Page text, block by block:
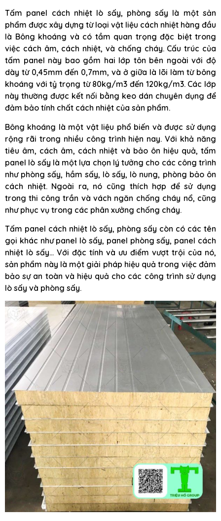
Tấm panel cách nhiệt lò sấy, phòng sấy là một sản
phẩm được xây dựng từ loại vật liệu cách nhiệt hàng đầu
là Bông khoáng và có tầm quan trọng đặc biệt trong
việc cách âm, cách nhiệt, và chống cháy. Cấu trúc của
tấm panel này bao gồm hai lớp tôn bên ngoài với độ
dày từ 0,45mm đến 0,7mm, và ở giữa là lõi làm từ bông
khoáng với tỷ trọng từ 80kg/m3 đến 120kg/m3. Các lớp
này thường được kết nối bằng keo dán chuyên dụng để
đảm bảo tính chất cách nhiệt của sản phẩm.
Bông khoáng là một vật liệu phổ biến và được sử dụng
rộng rãi trong nhiều công trình hiện nay. Với khả năng
tiêu âm, cách âm, cách nhiệt và bảo ôn hiệu quả, tấm
panel lò sấy là một lựa chọn lý tưởng cho các công trình
như phòng sấy, hầm sấy, lò sấy, lò nung, phòng bảo ôn
cách nhiệt. Ngoài ra, nó cũng thích hợp để sử dụng
trong thi công trần và vách ngăn chống cháy nổ, cũng
như phục vụ trong các phân xưởng chống cháy.
Tấm panel cách nhiệt lò sấy, phòng sấy còn có các tên
gọi khác như panel lò sấy, panel phòng sấy, panel cách
nhiệt lò sấy… Với đặc tính và ưu điểm vượt trội của nó,
sản phẩm này là một giải pháp hiệu quả trong việc đảm
bảo sự an toàn và hiệu quả cho các công trình sử dụng
lò sấy và phòng sấy.